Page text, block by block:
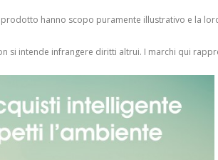
hanno scopo puramente illustrativo e la
si intende infrangere diritti altrui. I marchi qui